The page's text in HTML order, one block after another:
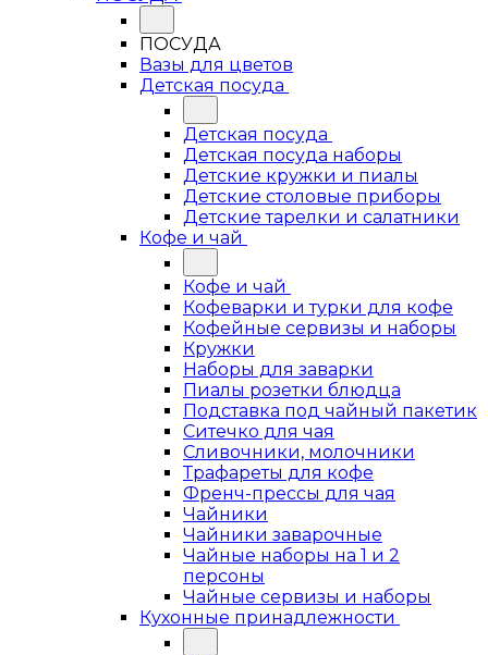
ПОСУДА
Вазы для цветов
Детская посуда
Детская посуда
Детская посуда наборы
Детские кружки и пиалы
Детские столовые приборы
Детские тарелки и салатники
Кофе и чай
Кофе и чай
Кофеварки и турки для кофе
Кофейные сервизы и наборы
Кружки
Наборы для заварки
Пиалы розетки блюдца
Подставка под чайный пакетик
Ситечко для чая
Сливочники, молочники
Трафареты для кофе
Френч-прессы для чая
Чайники
Чайники заварочные
Чайные наборы на 1 и 2
персоны
Чайные сервизы и наборы
Кухонные принадлежности